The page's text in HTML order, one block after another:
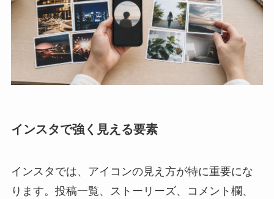
インスタで強く見える要素
インスタでは、アイコンの見え方が特に重要にな
ります。投稿一覧、ストーリーズ、コメント欄、